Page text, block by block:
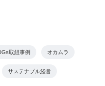
取組事例 オカムラ
サステナブル経営